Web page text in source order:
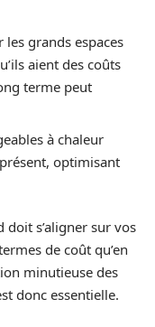
grands espaces
aient des coûts
terme peut
à chaleur
optimisant
doit s’aligner sur vos
de coût qu’en
minutieuse des
donc essentielle.